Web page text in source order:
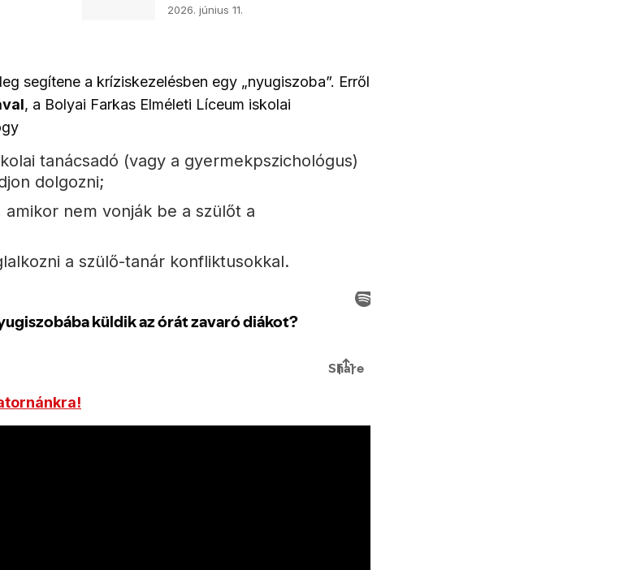
2026. június 11.
segítene a kríziskezelésben egy „nyugiszoba”. Erről
, a Bolyai Farkas Elméleti Líceum iskolai
tanácsadó (vagy a gyermekpszichológus)
dolgozni;
nem vonják be a szülőt a
a szülő-tanár konfliktusokkal.